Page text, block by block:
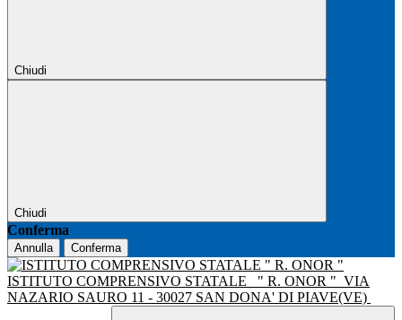
Chiudi
Chiudi
Conferma
Annulla Conferma
ISTITUTO COMPRENSIVO STATALE " R. ONOR " VIA
NAZARIO SAURO 11 - 30027 SAN DONA' DI PIAVE(VE)